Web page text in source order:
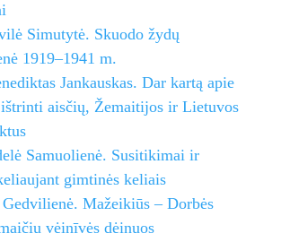
Simutytė. Skuodo žydų
1919–1941 m.
Jankauskas. Dar kartą apie
aisčių, Žemaitijos ir Lietuvos
Samuolienė. Susitikimai ir
gimtinės keliais
Mažeikiūs – Dorbės
vėinīvės dėinuos